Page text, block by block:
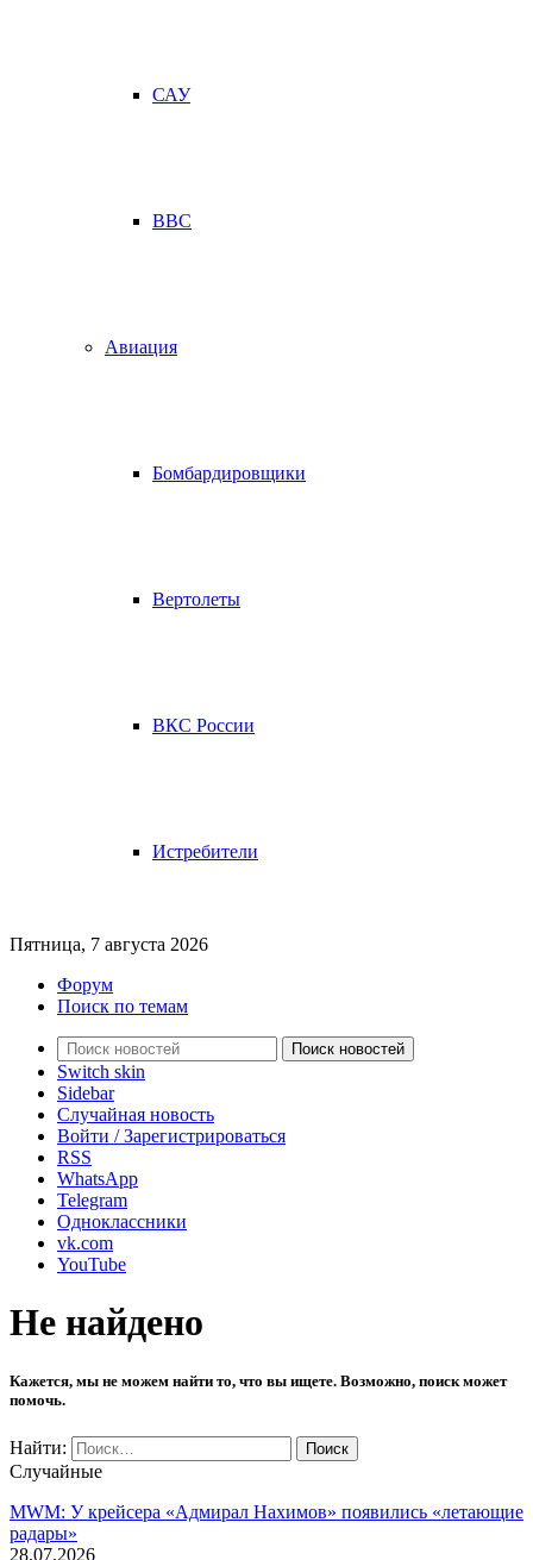
САУ
ВВС
Авиация
Бомбардировщики
Вертолеты
ВКС России
Истребители
Пятница, 7 августа 2026
Форум
Поиск по темам
Поиск новостей
Switch skin
Sidebar
Случайная новость
Войти / Зарегистрироваться
RSS
WhatsApp
Telegram
Одноклассники
vk.com
YouTube
Не найдено
Кажется, мы не можем найти то, что вы ищете. Возможно, поиск может
помочь.
Найти:
Случайные
MWM: У крейсера «Адмирал Нахимов» появились «летающие
радары»
28.07.2026